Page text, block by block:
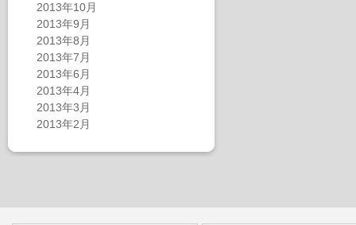
2013年10月
2013年9月
2013年8月
2013年7月
2013年6月
2013年4月
2013年3月
2013年2月